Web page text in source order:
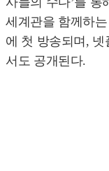
세계관을 함께하는
에 첫 방송되며, 넷
서도 공개된다.